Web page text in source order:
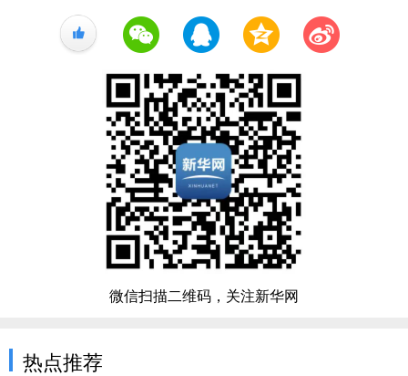
+1
微信扫描二维码，关注新华网
热点推荐